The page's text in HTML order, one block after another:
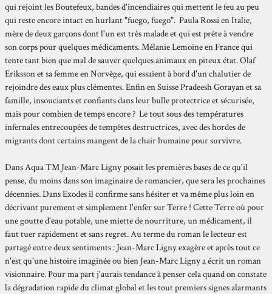
qui rejoint les Boutefeux, bandes d'incendiaires qui mettent le feu au peu
qui reste encore intact en hurlant "fuego, fuego". Paula Rossi en Italie,
mère de deux garçons dont l'un est très malade et qui est prête à vendre
son corps pour quelques médicaments. Mélanie Lemoine en France qui
tente tant bien que mal de sauver quelques animaux en piteux état. Olaf
Eriksson et sa femme en Norvège, qui essaient à bord d'un chalutier de
rejoindre des eaux plus clémentes. Enfin en Suisse Pradeesh Gorayan et sa
famille, insouciants et confiants dans leur bulle protectrice et sécurisée,
mais pour combien de temps encore ? Le tout sous des températures
infernales entrecoupées de tempêtes destructrices, avec des hordes de
migrants dont certains mangent de la chair humaine pour survivre.
Dans Aqua TM Jean-Marc Ligny posait les premières bases de ce qu'il
pense, du moins dans son imaginaire de romancier, que sera les prochaines
décennies. Dans Exodes il confirme sans hésiter et va même plus loin en
décrivant purement et simplement l'enfer sur Terre ! Cette Terre où pour
une goutte d'eau potable, une miette de nourriture, un médicament, il
faut tuer rapidement et sans regret. Au terme du roman le lecteur est
partagé entre deux sentiments : Jean-Marc Ligny exagère et après tout ce
n'est qu'une histoire imaginée ou bien Jean-Marc Ligny a écrit un roman
visionnaire. Pour ma part j'aurais tendance à penser cela quand on constate
la dégradation rapide du climat global et les tout premiers signes alarmants